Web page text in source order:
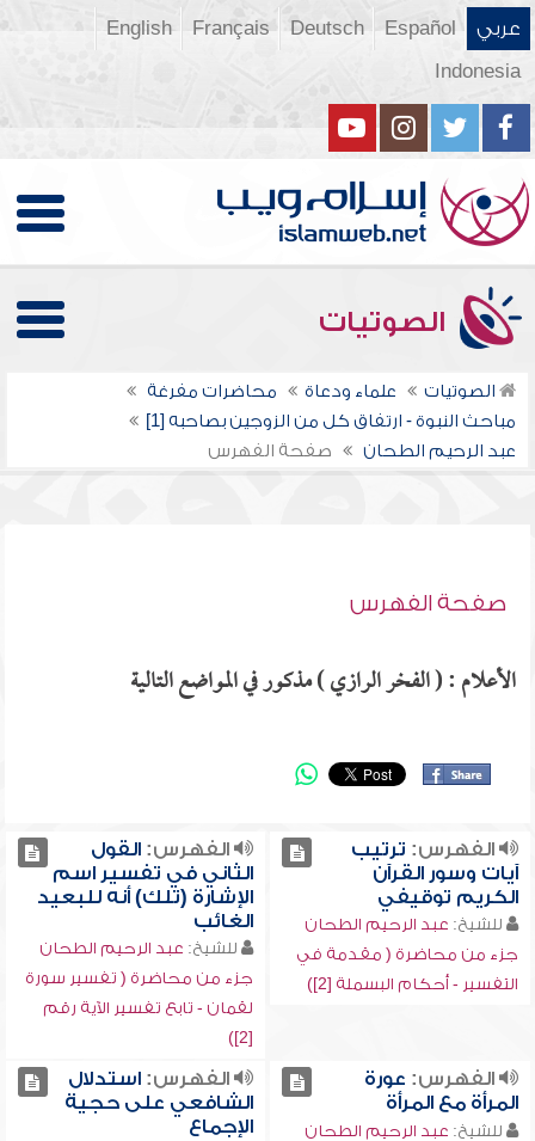
عربي Español
Deutsch
Français
English
Indonesia
الصوتيات
الصوتيات علماء ودعاة
محاضرات مفرغة
مباحث النبوة - ارتفاق كل من الزوجين بصاحبه [1]
عبد الرحيم الطحان
صفحة الفهرس
صفحة الفهرس
الأعلام : ( الفخر الرازي ) مذكور في المواضع التالية
الفهرس: ترتيب
آيات وسور القرآن
الكريم توقيفي
للشيخ: عبد الرحيم الطحان
جزء من محاضرة ( مقدمة في
التفسير - أحكام البسملة [2])
الفهرس:القول
الثاني في تفسير اسم
الإشارة (تلك) أنه للبعيد
الغائب
للشيخ: عبد الرحيم الطحان
جزء من محاضرة ( تفسير سورة
لقمان - تابع تفسير الآية رقم
[2])
الفهرس: عورة
المرأة مع المرأة
للشيخ: عبد الرحيم الطحان
الفهرس:استدلال
الشافعي على حجية
الإجماع